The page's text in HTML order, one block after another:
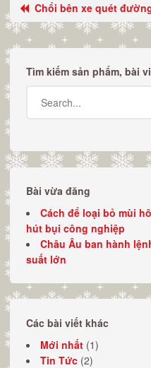
Chổi bên xe quét
Tìm kiếm sản phẩm, bài
Bài vừa đăng
Cách để loại bỏ mùi
hút bụi công nghiệp
Châu Âu ban hành
suất lớn
Các bài viết khác
Mới nhất(1)
Tin Tức(2)